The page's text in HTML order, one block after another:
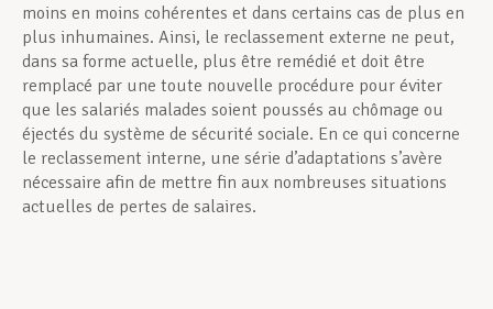
moins en moins cohérentes et dans certains cas de plus en
plus inhumaines. Ainsi, le reclassement externe ne peut,
dans sa forme actuelle, plus être remédié et doit être
remplacé par une toute nouvelle procédure pour éviter
que les salariés malades soient poussés au chômage ou
éjectés du système de sécurité sociale. En ce qui concerne
le reclassement interne, une série d’adaptations s’avère
nécessaire afin de mettre fin aux nombreuses situations
actuelles de pertes de salaires.